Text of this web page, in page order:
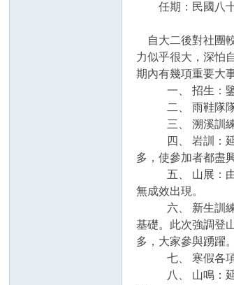
任期：民國八十
自大二後對社團
力似乎很大，深怕
期內有幾項重要大
一、 招生：鑒於
二、 雨鞋隊隊慶
三、 溯溪訓練營
四、 岩訓：延續
多，使參加者都盡
五、 山展：由本
無成效出現。
六、 新生訓練營
基礎。此次強調登
多，大家參與踴躍。
七、 寒假各項活
八、 山鳴：延續